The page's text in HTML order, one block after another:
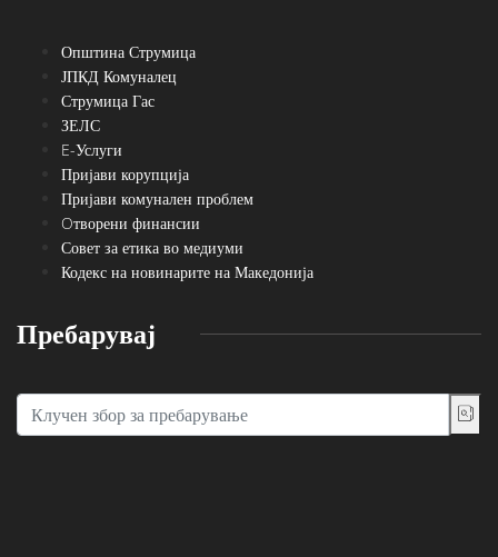
Општина Струмица
ЈПКД Комуналец
Струмица Гас
ЗЕЛС
E-Услуги
Пријави корупција
Пријави комунален проблем
Oтворени финансии
Совет за етика во медиуми
Кодекс на новинарите на Македонија
Пребарувај